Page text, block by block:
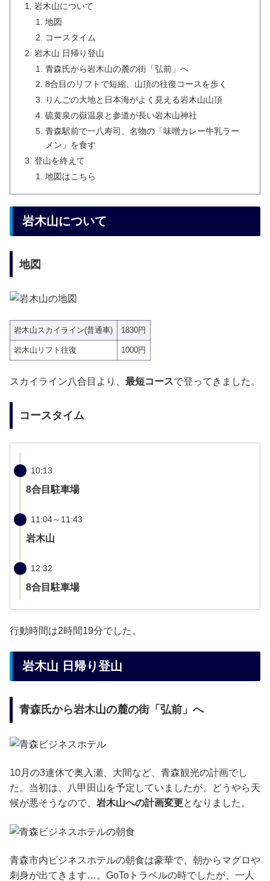
岩木山について
地図
コースタイム
岩木山 日帰り登山
青森氏から岩木山の麓の街「弘前」へ
8合目のリフトで短縮、山頂の往復コースを歩く
りんごの大地と日本海がよく見える岩木山山頂
硫黄泉の嶽温泉と参道が長い岩木山神社
青森駅前で一八寿司、名物の「味噌カレー牛乳ラー
メン」を食す
登山を終えて
地図はこちら
岩木山について
地図
岩木山スカイライン(普通車) 1830円
岩木山リフト往復 1000円
スカイライン八合目より、 最短コースで登ってきました。
コースタイム
10:13
8合目駐車場
11:04～11:43
岩木山
12:32
8合目駐車場
行動時間は2時間19分でした。
岩木山 日帰り登山
青森氏から岩木山の麓の街「弘前」へ
10月の3連休で奥入瀬、大間など、青森観光の計画でし
た。当初は、八甲田山を予定していましたが、どうやら天
候が悪そうなので、 岩木山への計画変更となりました。
青森市内ビジネスホテルの朝食は豪華で、朝からマグロや
刺身が出てきます…。GoToトラベルの時でしたが、一人